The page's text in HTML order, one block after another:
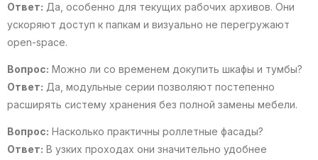
Ответ: Да, особенно для текущих рабочих архивов. Они
ускоряют доступ к папкам и визуально не перегружают
open-space.
Вопрос: Можно ли со временем докупить шкафы и тумбы?
Ответ: Да, модульные серии позволяют постепенно
расширять систему хранения без полной замены мебели.
Вопрос: Насколько практичны роллетные фасады?
Ответ: В узких проходах они значительно удобнее